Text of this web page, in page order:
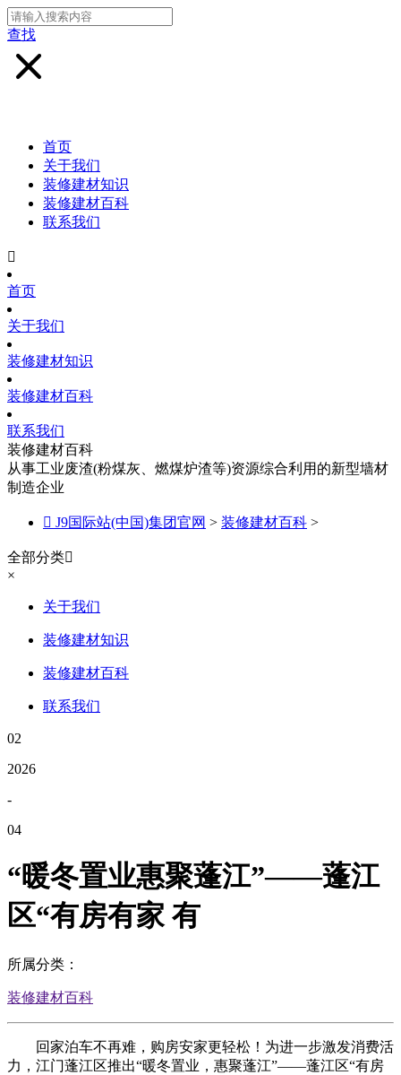
查找
首页
关于我们
装修建材知识
装修建材百科
联系我们

首页
关于我们
装修建材知识
装修建材百科
联系我们
装修建材百科
从事工业废渣(粉煤灰、燃煤炉渣等)资源综合利用的新型墙材
制造企业
 J9国际站(中国)集团官网 > 装修建材百科 >
全部分类
×
关于我们
装修建材知识
装修建材百科
联系我们
02
2026
-
04
“暖冬置业惠聚蓬江”——蓬江
区“有房有家 有
所属分类：
装修建材百科
回家泊车不再难，购房安家更轻松！为进一步激发消费活
力，江门蓬江区推出“暖冬置业，惠聚蓬江”——蓬江区“有房